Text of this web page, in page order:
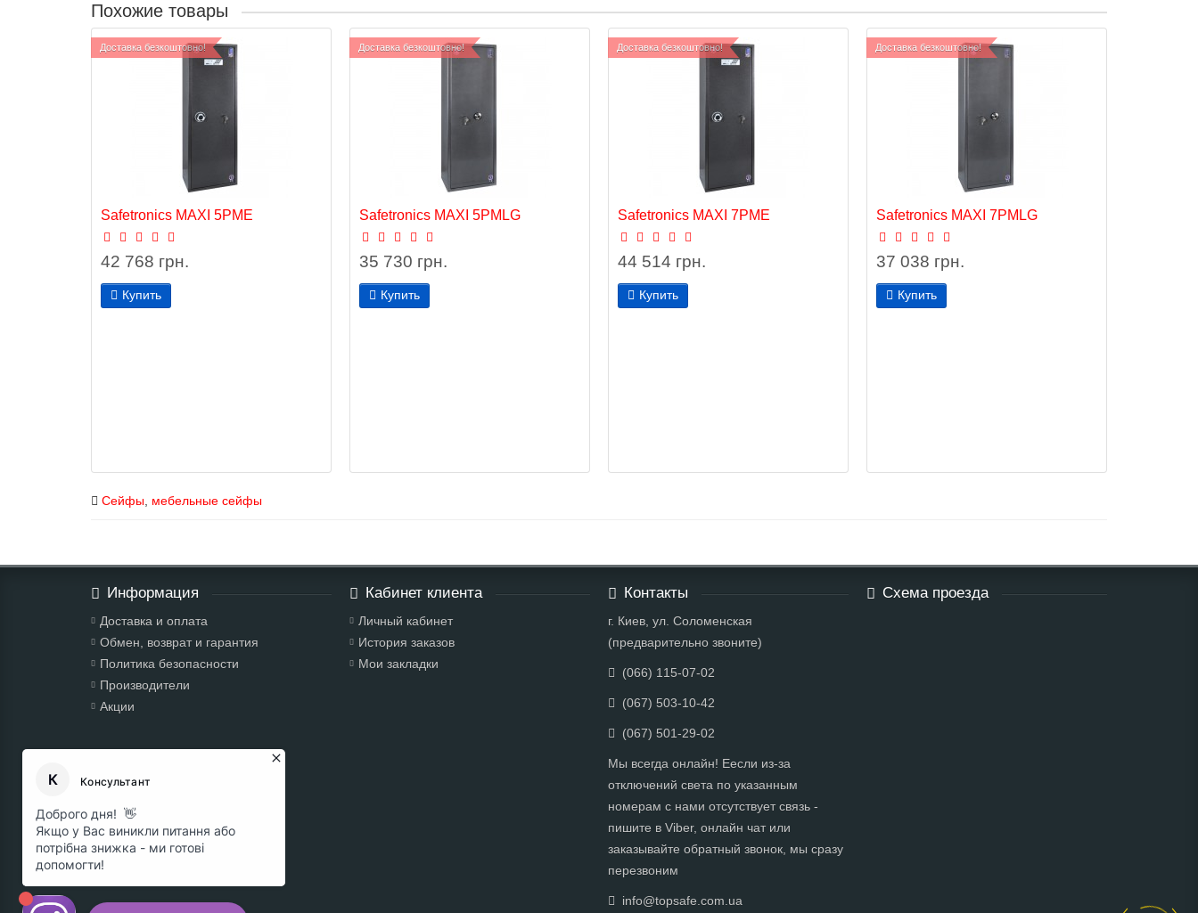
Похожие товары
Доставка безкоштовно!
Safetronics MAXI 5PME
42 768 грн.
Купить
Доставка безкоштовно!
Safetronics MAXI 5PMLG
35 730 грн.
Купить
Доставка безкоштовно!
Safetronics MAXI 7РМЕ
44 514 грн.
Купить
Доставка безкоштовно!
Safetronics MAXI 7РМLG
37 038 грн.
Купить
Сейфы мебельные сейфы
Информация
Доставка и оплата
Обмен, возврат и гарантия
Политика безопасности
Производители
Акции
Кабинет клиента
Личный кабинет
История заказов
Мои закладки
Контакты
г. Киев, ул. Соломенская
(предварительно звоните)
(066) 115-07-02
(067) 503-10-42
(067) 501-29-02
Мы всегда онлайн! Еесли из-за
отключений света по указанным
номерам с нами отсутствует связь -
пишите в Viber, онлайн чат или
заказывайте обратный звонок, мы сразу
перезвоним
info@topsafe.com.ua
Схема проезда